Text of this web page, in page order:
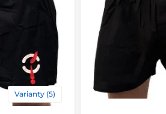
Varianty (5)